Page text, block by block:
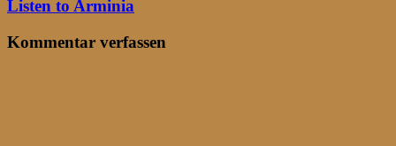
Listen to Arminia
Kommentar verfassen